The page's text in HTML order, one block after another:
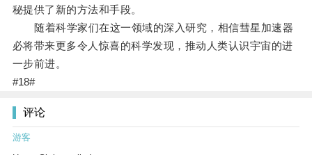
秘提供了新的方法和手段。
随着科学家们在这一领域的深入研究，相信彗星加速器
必将带来更多令人惊喜的科学发现，推动人类认识宇宙的进
一步前进。
#18#
评论
游客